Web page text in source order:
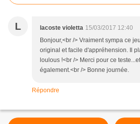
L lacoste violetta 15/03/2017 12:40
Bonjour,<br /> Vraiment sympa ce
original et facile d'appréhension. Il
loulous !<br /> Merci pour ce
également.<br /> Bonne journée.
Répondre